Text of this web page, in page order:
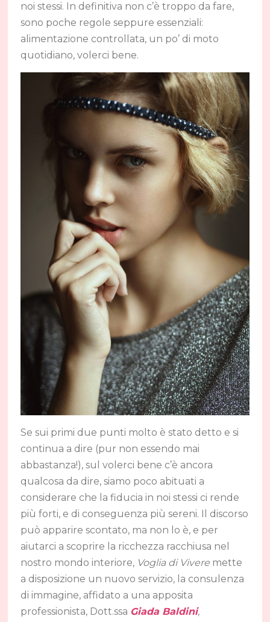
noi stessi. In definitiva non c’è troppo da fare,
sono poche regole seppure essenziali:
alimentazione controllata, un po’ di moto
quotidiano, volerci bene.
Se sui primi due punti molto è stato detto e si
continua a dire (pur non essendo mai
abbastanza!), sul volerci bene c’è ancora
qualcosa da dire, siamo poco abituati a
considerare che la fiducia in noi stessi ci rende
più forti, e di conseguenza più sereni. Il discorso
può apparire scontato, ma non lo è, e per
aiutarci a scoprire la ricchezza racchiusa nel
nostro mondo interiore, Voglia di Vivere mette
a disposizione un nuovo servizio, la consulenza
di immagine, affidato a una apposita
professionista, Dott.ssa Giada Baldini,